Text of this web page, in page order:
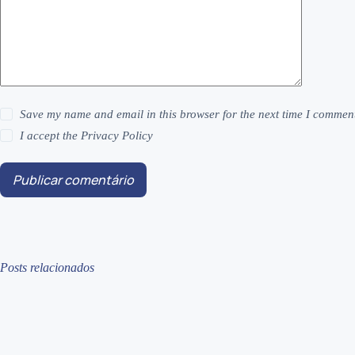
Save my name and email in this browser for the next time I
I accept thePrivacy Policy
Publicar comentário
Posts relacionados